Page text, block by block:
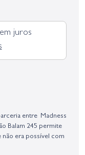
juros
no Regulamento
entre Madness
Balam 245 permite
era possível com
de natação